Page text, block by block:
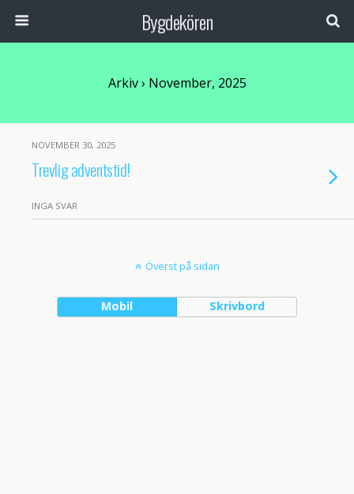
Bygdekören
Arkiv › November, 2025
NOVEMBER 30, 2025
Trevlig adventstid!
INGA SVAR
Överst på sidan
Mobil Skrivbord